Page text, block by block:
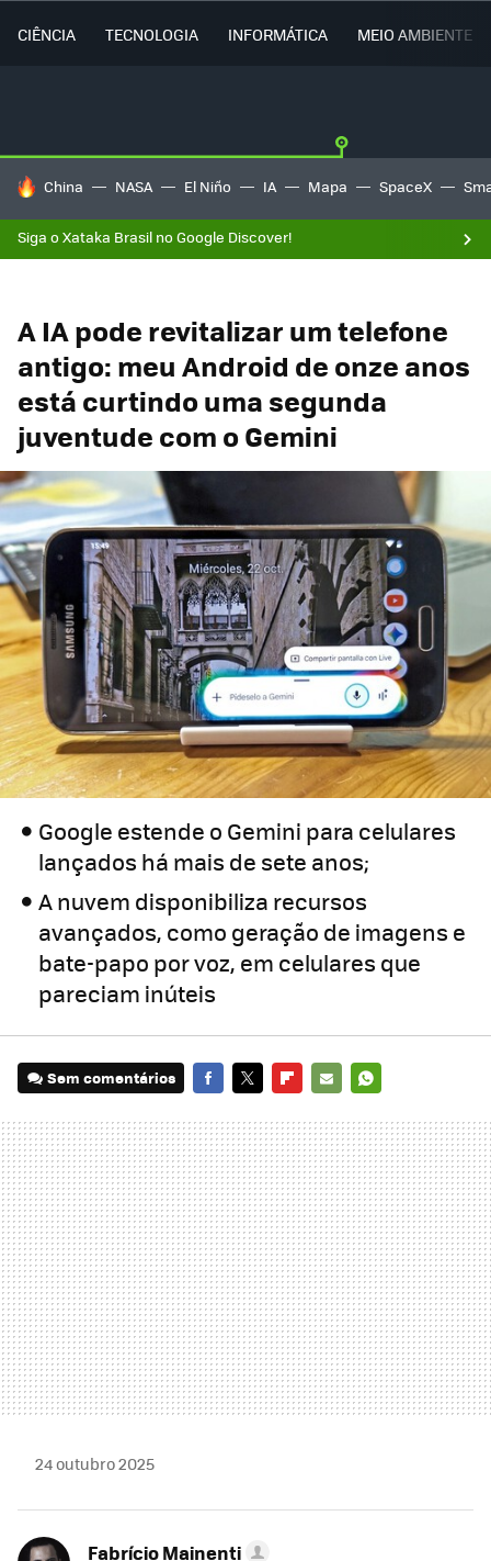
CIÊNCIA TECNOLOGIA INFORMÁTICA MEIO AMBIENTE
TENDÊNCIAS DO DIA
China NASA El Niño IA Mapa SpaceX
Siga o Xataka Brasil no Google Discover!
A IA pode revitalizar um telefone
antigo: meu Android de onze anos
está curtindo uma segunda
juventude com o Gemini
Google estende o Gemini para celulares
lançados há mais de sete anos;
A nuvem disponibiliza recursos
avançados, como geração de imagens e
bate-papo por voz, em celulares que
pareciam inúteis
Sem comentários
MAIL
24 outubro 2025
Fabrício Mainenti